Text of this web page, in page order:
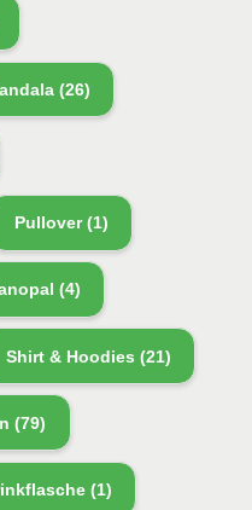
(26)
Pullover(1)
(4)
Shirt & Hoodies (21)
(79)
(1)